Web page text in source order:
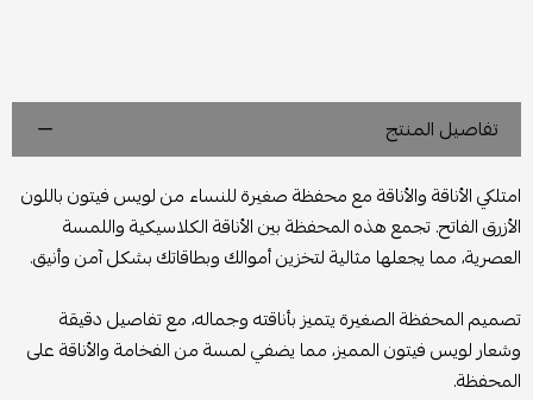
تفاصيل المنتج
امتلكي الأناقة والأناقة مع محفظة صغيرة للنساء من لويس فيتون باللون
الأزرق الفاتح. تجمع هذه المحفظة بين الأناقة الكلاسيكية واللمسة
العصرية، مما يجعلها مثالية لتخزين أموالك وبطاقاتك بشكل آمن وأنيق.
تصميم المحفظة الصغيرة يتميز بأناقته وجماله، مع تفاصيل دقيقة
وشعار لويس فيتون المميز، مما يضفي لمسة من الفخامة والأناقة على
المحفظة.